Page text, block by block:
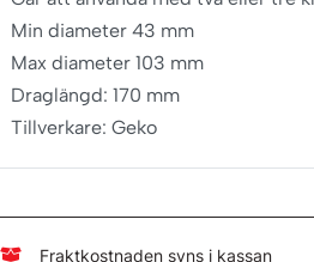
Min diameter 43 mm
Max diameter 103 mm
Draglängd: 170 mm
Tillverkare: Geko
Fraktkostnaden syns i kassan